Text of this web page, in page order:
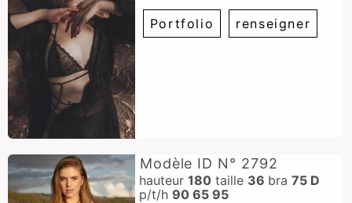
Portfolio renseigner
Modèle ID N° 2792
hauteur 180taille 36 bra 75 D
p/t/h 90 65 95